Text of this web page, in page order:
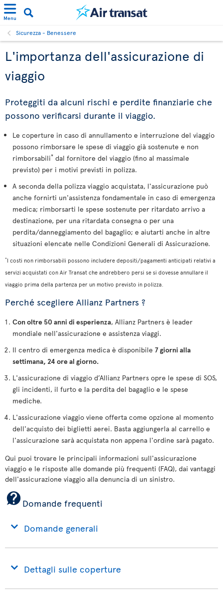
Menu
Sicurezza - Benessere
L'importanza dell'assicurazione di
viaggio
Proteggiti da alcuni rischi e perdite finanziarie che
possono verificarsi durante il viaggio.
Le coperture in caso di annullamento e interruzione del viaggio
possono rimborsare le spese di viaggio già sostenute e non
rimborsabili* dal fornitore del viaggio (fino al massimale
previsto) per i motivi previsti in polizza.
A seconda della polizza viaggio acquistata, l'assicurazione può
anche fornirti un'assistenza fondamentale in caso di emergenza
medica; rimborsarti le spese sostenute per ritardato arrivo a
destinazione, per una ritardata consegna o per una
perdita/danneggiamento del bagaglio; e aiutarti anche in altre
situazioni elencate nelle Condizioni Generali di Assicurazione.
*I costi non rimborsabili possono includere depositi/pagamenti anticipati relativi a
servizi acquistati con Air Transat che andrebbero persi se si dovesse annullare il
viaggio prima della partenza per un motivo previsto in polizza.
Perché scegliere Allianz Partners ?
Con oltre 50 anni di esperienza, Allianz Partners è leader
mondiale nell'assicurazione e assistenza viaggi.
Il centro di emergenza medica è disponibile 7 giorni alla
settimana, 24 ore al giorno.
L'assicurazione di viaggio d’Allianz Partners opre le spese di SOS,
gli incidenti, il furto e la perdita del bagaglio e le spese
mediche.
L'assicurazione viaggio viene offerta come opzione al momento
dell'acquisto dei biglietti aerei. Basta aggiungerla al carrello e
l'assicurazione sarà acquistata non appena l'ordine sarà pagato.
Qui puoi trovare le principali informazioni sull'assicurazione
viaggio e le risposte alle domande più frequenti (FAQ), dai vantaggi
dell'assicurazione viaggio alla denuncia di un sinistro.
Domande frequenti
Domande generali
Dettagli sulle coperture